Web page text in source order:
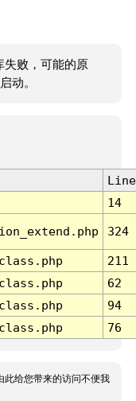
失败，可能的原
动。
Line
14
324
211
62
94
76
此给您带来的访问不便我